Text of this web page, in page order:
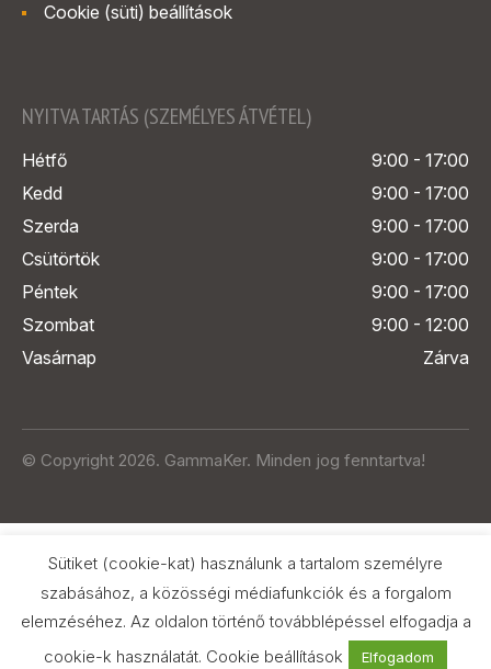
Cookie (süti) beállítások
NYITVA TARTÁS (SZEMÉLYES ÁTVÉTEL)
Hétfő
9:00 - 17:00
Kedd
9:00 - 17:00
Szerda
9:00 - 17:00
Csütörtök
9:00 - 17:00
Péntek
9:00 - 17:00
Szombat
9:00 - 12:00
Vasárnap
Zárva
© Copyright 2026. GammaKer. Minden jog fenntartva!
Árak és paraméterek összehasonlítása
Sütiket (cookie-kat) használunk a tartalom személyre
szabásához, a közösségi médiafunkciók és a forgalom
elemzéséhez. Az oldalon történő továbblépéssel elfogadja a
cookie-k használatát. Cookie beállítások Elfogadom